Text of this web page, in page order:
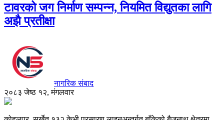
टावरको जग निर्माण सम्पन्न, नियमित विद्युतका लागि
अझै प्रतीक्षा
नागरिक संबाद
२०८३ जेष्ठ १२, मंगलवार